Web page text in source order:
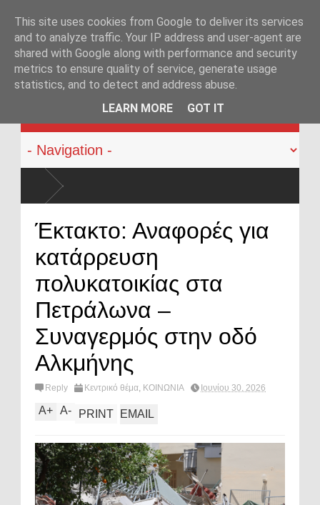
KATEHACKER
Έκτακτο: Αναφορές για
κατάρρευση
πολυκατοικίας στα
Πετράλωνα –
Συναγερμός στην οδό
Αλκμήνης
Reply Κεντρικό θέμα, ΚΟΙΝΩΝΙΑ Ιουνίου 30, 2026
A+ A- PRINT EMAIL
This site uses cookies from Google to deliver its services
and to analyze traffic. Your IP address and user-agent are
shared with Google along with performance and security
metrics to ensure quality of service, generate usage
statistics, and to detect and address abuse.
LEARN MORE
GOT IT